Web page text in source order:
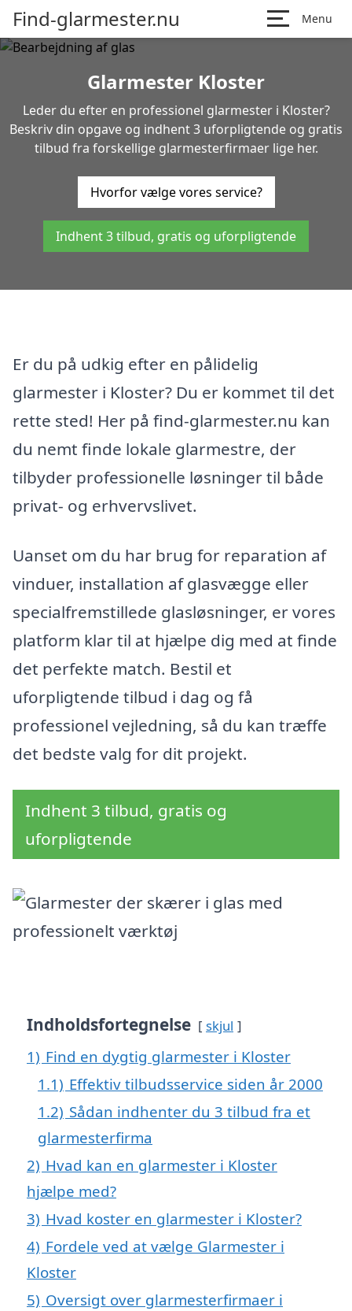
Find-glarmester.nu Menu
Glarmester Kloster
Leder du efter en professionel glarmester i Kloster?
Beskriv din opgave og indhent 3 uforpligtende og gratis
tilbud fra forskellige glarmesterfirmaer lige her.
Hvorfor vælge vores service?
Indhent 3 tilbud, gratis og uforpligtende
Er du på udkig efter en pålidelig
glarmester i Kloster? Du er kommet til det
rette sted! Her på find-glarmester.nu kan
du nemt finde lokale glarmestre, der
tilbyder professionelle løsninger til både
privat- og erhvervslivet.
Uanset om du har brug for reparation af
vinduer, installation af glasvægge eller
specialfremstillede glasløsninger, er vores
platform klar til at hjælpe dig med at finde
det perfekte match. Bestil et
uforpligtende tilbud i dag og få
professionel vejledning, så du kan træffe
det bedste valg for dit projekt.
Indhent 3 tilbud, gratis og
uforpligtende
Indholdsfortegnelse skjul
1) Find en dygtig glarmester i Kloster
1.1) Effektiv tilbudsservice siden år 2000
1.2) Sådan indhenter du 3 tilbud fra et
glarmesterfirma
2) Hvad kan en glarmester i Kloster
hjælpe med?
3) Hvad koster en glarmester i Kloster?
4) Fordele ved at vælge Glarmester i
Kloster
5) Oversigt over glarmesterfirmaer i